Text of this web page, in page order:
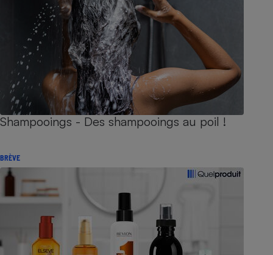
Shampooings - Des shampooings au poil !
BRÈVE